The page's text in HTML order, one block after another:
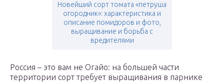
Новейший сорт томата «петруша
огородник»: характеристика и
описание помидоров и фото,
выращивание и борьба с
вредителями
Россия – это вам не Огайо: на большей части
территории сорт требует выращивания в парнике